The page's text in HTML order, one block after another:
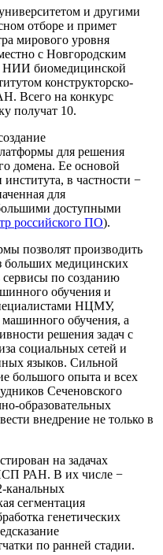
и другими
отборе и примет
мирового уровня
с Новгородским
НИИ биомедицинской
конструкторско-
Всего на конкурс
получат 10.
для решения
домена. Ее основой
в частности −
для
доступными
российского ПО).
позволят производить
больших медицинских
сервисы по созданию
обучения и
НЦМУ,
обучения, а
решения задач с
социальных сетей и
языков. Сильной
большого опыта и всех
Сеченовского
образовательных
внедрение не только в
на задачах
РАН. В их числе −
канальных
сегментация
генетических
по ранней стадии.